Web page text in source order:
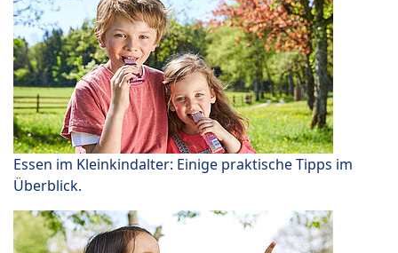
Essen im Kleinkindalter: Einige praktische Tipps im
Überblick.